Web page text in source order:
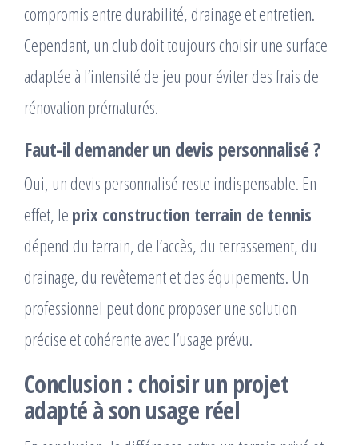
compromis entre durabilité, drainage et entretien.
Cependant, un club doit toujours choisir une surface
adaptée à l’intensité de jeu pour éviter des frais de
rénovation prématurés.
Faut-il demander un devis personnalisé ?
Oui, un devis personnalisé reste indispensable. En
effet, le prix construction terrain de tennis
dépend du terrain, de l’accès, du terrassement, du
drainage, du revêtement et des équipements. Un
professionnel peut donc proposer une solution
précise et cohérente avec l’usage prévu.
Conclusion : choisir un projet
adapté à son usage réel